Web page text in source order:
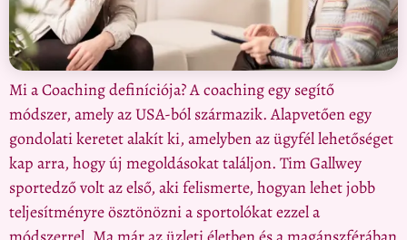
Mi a Coaching definíciója? A coaching egy segítő
módszer, amely az USA-ból származik. Alapvetően egy
gondolati keretet alakít ki, amelyben az ügyfél lehetőséget
kap arra, hogy új megoldásokat találjon. Tim Gallwey
sportedző volt az első, aki felismerte, hogyan lehet jobb
teljesítményre ösztönözni a sportolókat ezzel a